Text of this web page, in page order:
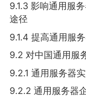
9.1.3 影响通用服
途径
9.1.4 提高通用服
9.2 对中国通用服
9.2.1 通用服务器
9.2.2 通用服务器